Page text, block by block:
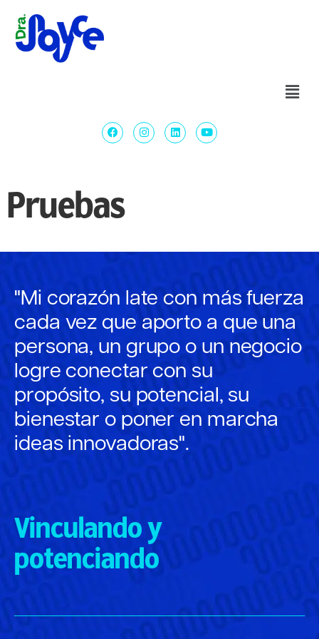
Pruebas
"Mi corazón late con más fuerza
cada vez que aporto a que una
persona, un grupo o un negocio
logre conectar con su
propósito, su potencial, su
bienestar o poner en marcha
ideas innovadoras".
Vinculando y
potenciando